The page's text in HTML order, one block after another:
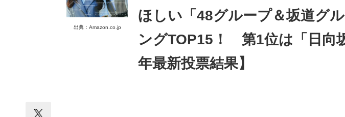
ITエンジニア向け専門サイト 企業向けIT製品の総合サイト IT製品の技術
モノづくり技術者専門サイト エレクトロニクス専門サイト
出典：Amazon.co.jp
ほしい「48グループ＆坂道グ
ングTOP15！ 第1位は「日向
年最新投票結果】